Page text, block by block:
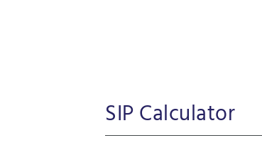
SIP Calculator